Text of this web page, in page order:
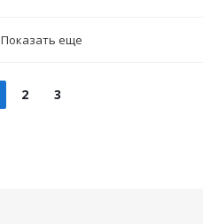
Показать еще
2 3